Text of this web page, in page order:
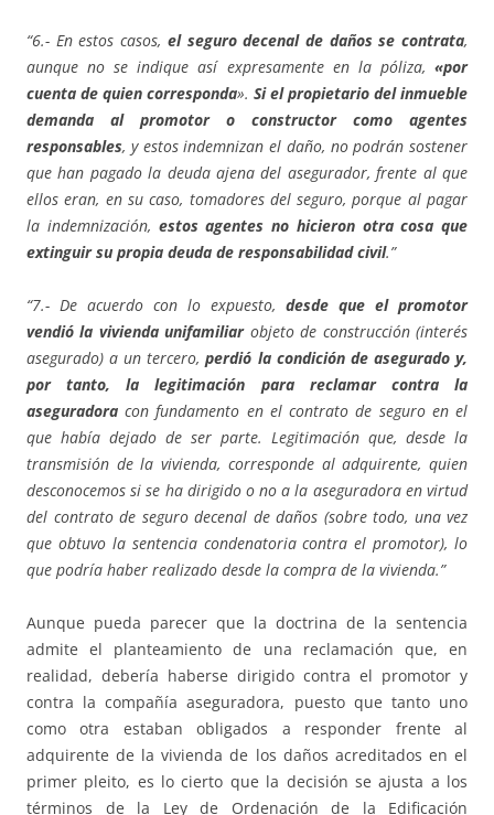
“6.- En estos casos, el seguro decenal de daños se contrata,
aunque no se indique así expresamente en la póliza, «por
cuenta de quien corresponda». Si el propietario del inmueble
demanda al promotor o constructor como agentes
responsables, y estos indemnizan el daño, no podrán sostener
que han pagado la deuda ajena del asegurador, frente al que
ellos eran, en su caso, tomadores del seguro, porque al pagar
la indemnización, estos agentes no hicieron otra cosa que
extinguir su propia deuda de responsabilidad civil.”
“7.- De acuerdo con lo expuesto, desde que el promotor
vendió la vivienda unifamiliarobjeto de construcción (interés
asegurado) a un tercero,perdió la condición de asegurado y,
por tanto, la legitimación para reclamar contra la
aseguradora con fundamento en el contrato de seguro en el
que había dejado de ser parte. Legitimación que, desde la
transmisión de la vivienda, corresponde al adquirente, quien
desconocemos si se ha dirigido o no a la aseguradora en virtud
del contrato de seguro decenal de daños (sobre todo, una vez
que obtuvo la sentencia condenatoria contra el promotor), lo
que podría haber realizado desde la compra de la vivienda.”
Aunque pueda parecer que la doctrina de la sentencia
admite el planteamiento de una reclamación que, en
realidad, debería haberse dirigido contra el promotor y
contra la compañía aseguradora, puesto que tanto uno
como otra estaban obligados a responder frente al
adquirente de la vivienda de los daños acreditados en el
primer pleito, es lo cierto que la decisión se ajusta a los
términos de la Ley de Ordenación de la Edificación